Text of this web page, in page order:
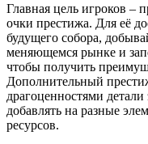
Главная цель игроков –
очки престижа. Для её
будущего собора,
меняющемся рынке и
чтобы получить
Дополнительный
драгоценностями
добавлять на разные
ресурсов.